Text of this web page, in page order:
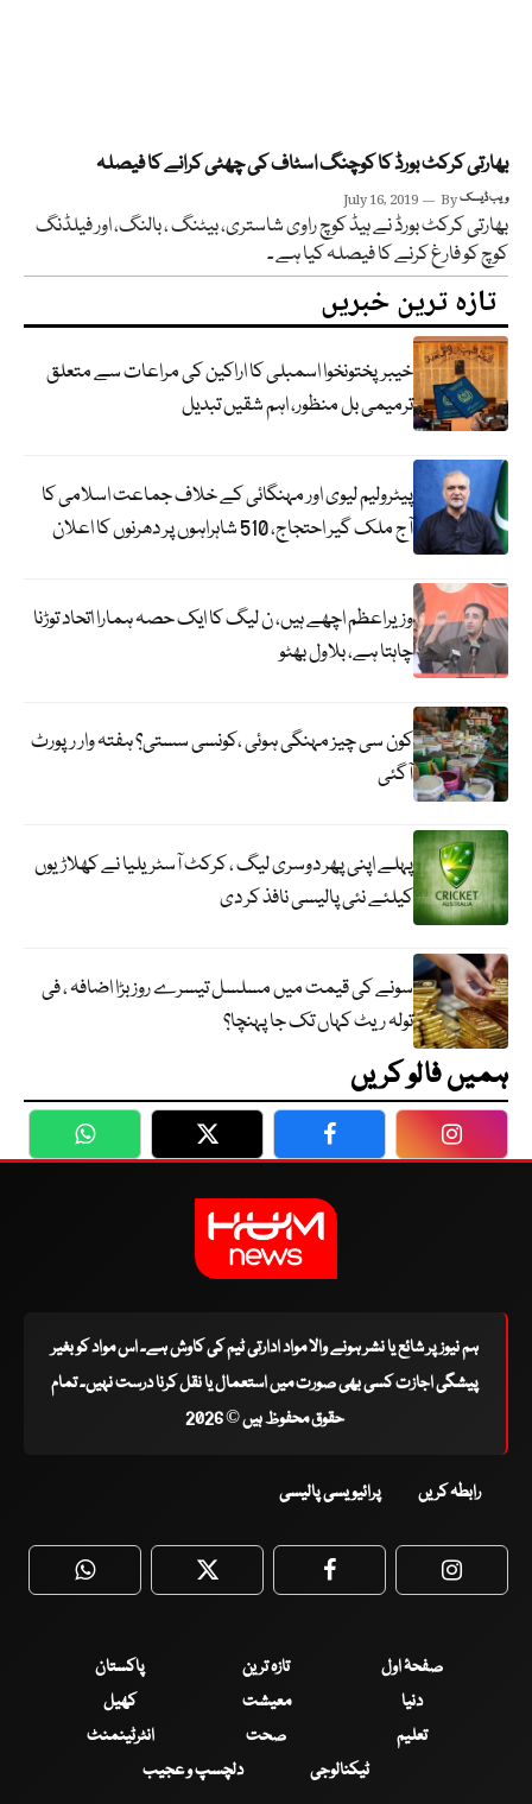
بھارتی کرکٹ بورڈ کا کوچنگ اسٹاف کی چھٹی کرانے کا فیصلہ
July 16, 2019 Byویب ڈیسک
بھارتی کرکٹ بورڈ نے ہیڈ کوچ راوی شاستری، بیٹنگ ، بالنگ، اور فیلڈنگ
کوچ کو فارغ کرنے کا فیصلہ کیا ہے ۔
تازہ ترین خبریں
خیبرپختونخوا اسمبلی کا اراکین کی مراعات سے متعلق
ترمیمی بل منظور، اہم شقیں تبدیل
پیٹرولیم لیوی اور مہنگائی کے خلاف جماعت اسلامی کا
آج ملک گیر احتجاج، 510 شاہراہوں پر دھرنوں کا اعلان
وزیراعظم اچھے ہیں، ن لیگ کا ایک حصہ ہمارا اتحاد توڑنا
چاہتا ہے، بلاول بھٹو
کون سی چیز مہنگی ہوئی ،کونسی سستی؟ ہفتہ وار رپورٹ
آگئی
پہلے اپنی پھر دوسری لیگ ، کرکٹ آسٹریلیا نے کھلاڑیوں
کیلئے نئی پالیسی نافذ کر دی
سونے کی قیمت میں مسلسل تیسرے روز بڑا اضافہ ، فی
تولہ ریٹ کہاں تک جا پہنچا؟
ہمیں فالو کریں
WhatsApp Twitter Facebook
ہم نیوز پر شائع یا نشر ہونے والا مواد ادارتی ٹیم کی کاوش ہے۔ اس مواد کو بغیر
پیشگی اجازت کسی بھی صورت میں استعمال یا نقل کرنا درست نہیں۔ تمام
حقوق محفوظ ہیں © 2026
رابطہ کریں پرائیویسی پالیسی
WhatsApp Twitter Facebook
صفحۂ اول تازہ ترین
پاکستان
دنیا
معیشت
کھیل
تعلیم
صحت
انٹرٹینمنٹ
ٹیکنالوجی
دلچسپ و عجیب